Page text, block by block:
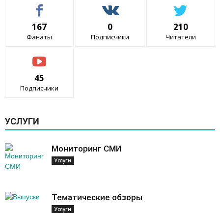
167
Фанаты
0
Подписчики
210
Читатели
45
Подписчики
УСЛУГИ
Мониторинг СМИ
Услуги
Тематические обзоры
Услуги